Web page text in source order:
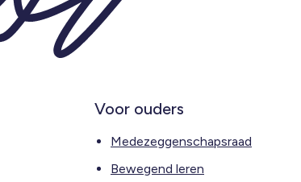
Voor ouders
Medezeggenschapsraad
Bewegend leren